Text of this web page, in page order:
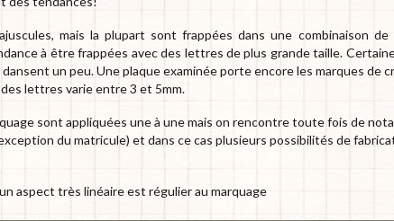
mais la plupart sont frappées dans une combinaison
à être frappées avec des lettres de plus grande taille.
un peu. Une plaque examinée porte encore les marques de
lettres varie entre 3 et 5mm.
sont appliquées une à une mais on rencontre toute fois de
du matricule) et dans ce cas plusieurs possibilités de
aspect très linéaire est régulier au marquage